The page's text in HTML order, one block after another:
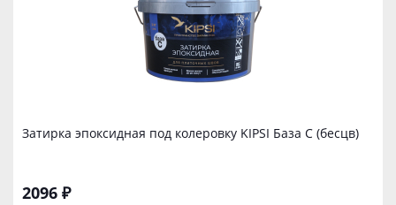
Затирка эпоксидная под колеровку KIPSI База C (бесцв)
2096 ₽